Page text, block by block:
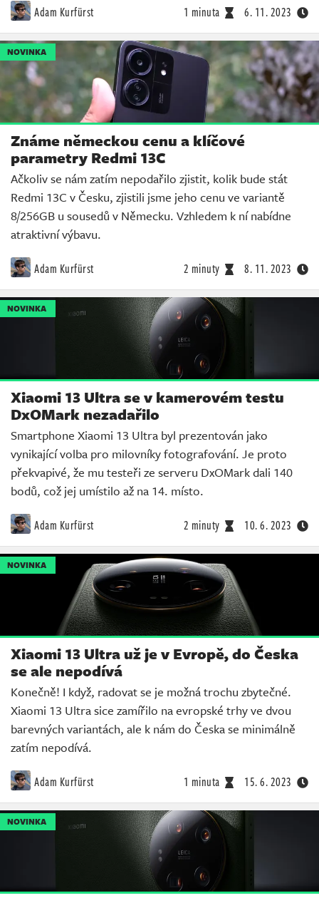
Adam Kurfürst 1 minuta 6. 11. 2023
NOVINKA
Známe německou cenu a klíčové
parametry Redmi 13C
Ačkoliv se nám zatím nepodařilo zjistit, kolik bude stát
Redmi 13C v Česku, zjistili jsme jeho cenu ve variantě
8/256GB u sousedů v Německu. Vzhledem k ní nabídne
atraktivní výbavu.
Adam Kurfürst 2 minuty 8. 11. 2023
NOVINKA
Xiaomi 13 Ultra se v kamerovém testu
DxOMark nezadařilo
Smartphone Xiaomi 13 Ultra byl prezentován jako
vynikající volba pro milovníky fotografování. Je proto
překvapivé, že mu testeři ze serveru DxOMark dali 140
bodů, což jej umístilo až na 14. místo.
Adam Kurfürst 2 minuty 10. 6. 2023
NOVINKA
Xiaomi 13 Ultra už je v Evropě, do Česka
se ale nepodívá
Konečně! I když, radovat se je možná trochu zbytečné.
Xiaomi 13 Ultra sice zamířilo na evropské trhy ve dvou
barevných variantách, ale k nám do Česka se minimálně
zatím nepodívá.
Adam Kurfürst 1 minuta 15. 6. 2023
NOVINKA